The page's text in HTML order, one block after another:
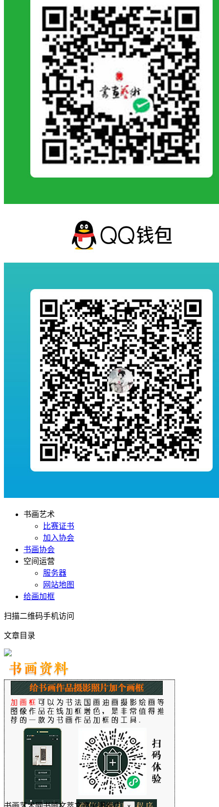
书画艺术
比赛证书
加入协会
书画协会
空间运营
服务器
网站地图
给画加框
扫描二维码手机访问
文章目录